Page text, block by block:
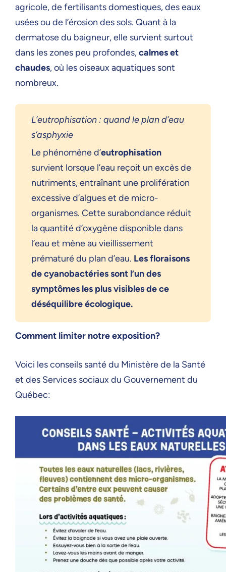
agricole, de fertilisants domestiques, des eaux
usées ou de l’érosion des sols. Quant à la
dermatose du baigneur, elle survient surtout
dans les zones peu profondes,calmes et
chaudes, où les oiseaux aquatiques sont
nombreux.
L’eutrophisation : quand le plan d’eau
s’asphyxie
Le phénomène d’eutrophisation
survient lorsque l’eau reçoit un excès de
nutriments, entraînant une prolifération
excessive d’algues et de micro-
organismes. Cette surabondance réduit
la quantité d’oxygène disponible dans
l’eau et mène au vieillissement
prématuré du plan d’eau. Les floraisons
de cyanobactéries sont l’un des
symptômes les plus visibles de ce
déséquilibre écologique.
Comment limiter notre exposition?
Voici les conseils santé du Ministère de la Santé
et des Services sociaux du Gouvernement du
Québec: